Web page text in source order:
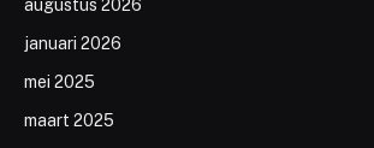
augustus 2026
januari 2026
mei 2025
maart 2025